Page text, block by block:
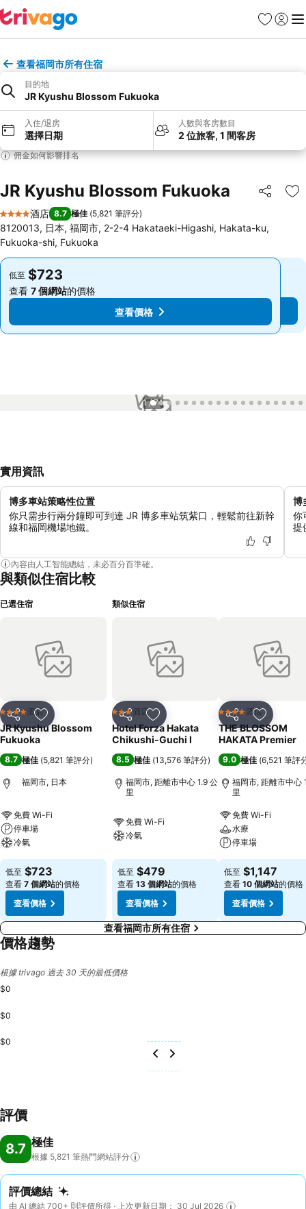
收藏夾
登入 選
查看福岡市所有住宿
目的地
JR Kyushu Blossom Fukuoka
入住/退房
選擇日期
人數與客房數目
2 位旅客, 1 間客房
佣金如何影響排名
JR Kyushu Blossom Fukuoka 分享
放
4 星級
酒店 8.7 極佳 (5,821 筆評分)
8120013, 日本, 福岡市, 2-2-4 Hakataeki-Higashi, Hakata-ku,
Fukuoka-shi, Fukuoka
低至 $723
查看 7 個網站的價格
查看價格
低至 $723
查看 7 個網站的價格
查看價格
1 / 74
實用資訊
博多車站策略性位置
你只需步行兩分鐘即可到達 JR 博多車站筑紫口，輕鬆前往新幹
線和福岡機場地鐵。
博
你
提
內容由人工智能總結，未必百分百準確。
與類似住宿比較
已選住宿
分享 放到收藏夾
4 星級 酒店
JR Kyushu Blossom
Fukuoka
8.7 極佳 (5,821 筆評分)
福岡市, 日本
免費 Wi-Fi
停車場
冷氣
低至 $723
查看 7 個網站的價格
查看價格
類似住宿
分享 放到收藏夾
3 星級酒店
Hotel Forza Hakata
Chikushi-Guchi Ⅰ
8.5 極佳 (13,576 筆評分)
福岡市, 距離市中心 1.9 公
里
免費 Wi-Fi
冷氣
低至 $479
查看 13 個網站的價格
查看價格
分享 放到收藏
4 星級 酒店
THE BLOSSOM
HAKATA Premier
9.0 極佳 (6,521 筆評
福岡市, 距離市中心
里
免費 Wi-Fi
水療
停車場
低至 $1,147
查看 10 個網站的價格
查看價格
查看福岡市所有住宿
價格趨勢
根據 trivago 過去 30 天的最低價格
$0
$0
$0
評價
8.7 極佳
根據 5,821 筆熱門網站評分
評價總結
由 AI 總結 700+ 則評價所得 · 上次更新日期： 30 Jul 2026